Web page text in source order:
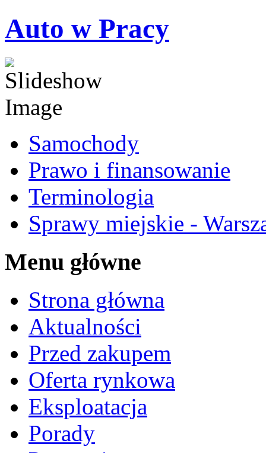
Auto w Pracy
Samochody
Prawo i finansowanie
Terminologia
Sprawy miejskie -
Menu główne
Strona główna
Aktualności
Przed zakupem
Oferta rynkowa
Eksploatacja
Porady